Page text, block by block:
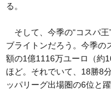
る。
そして、今季の“コスパ王
ブライトンだろう。今季の
額の1億1116万ユーロ（約
ほど。それでいて、18勝8
ッパリーグ出場圏の6位と